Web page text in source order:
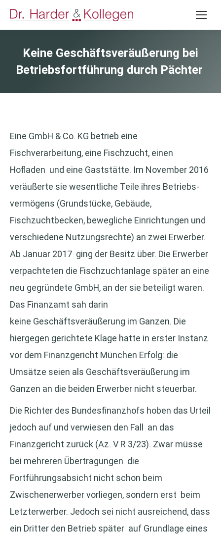
Keine Geschäftsveräußerung bei
Betriebsfortführung durch Pächter
Eine GmbH & Co. KG betrieb eine
Fischverarbeitung, eine Fischzucht, einen
Hofladen und eine Gaststätte. Im November 2016
veräußerte sie wesentliche Teile ihres Betriebs-
vermögens (Grundstücke, Gebäude,
Fischzuchtbecken, bewegliche Einrichtungen und
verschiedene Nutzungsrechte) an zwei Erwerber.
Ab Januar 2017 ging der Besitz über. Die Erwerber
verpachteten die Fischzuchtanlage später an eine
neu gegründete GmbH, an der sie beteiligt waren.
Das Finanzamt sah darin
keine Geschäftsveräußerung im Ganzen. Die
hiergegen gerichtete Klage hatte in erster Instanz
vor dem Finanzgericht München Erfolg: die
Umsätze seien als Geschäftsveräußerung im
Ganzen an die beiden Erwerber nicht steuerbar.
Die Richter des Bundesfinanzhofs hoben das Urteil
jedoch auf und verwiesen den Fall an das
Finanzgericht zurück (Az. V R 3/23). Zwar müsse
bei mehreren Übertragungen die
Fortführungsabsicht nicht schon beim
Zwischenerwerber vorliegen, sondern erst beim
Letzterwerber. Jedoch sei nicht ausreichend, dass
ein Dritter den Betrieb später auf Grundlage eines